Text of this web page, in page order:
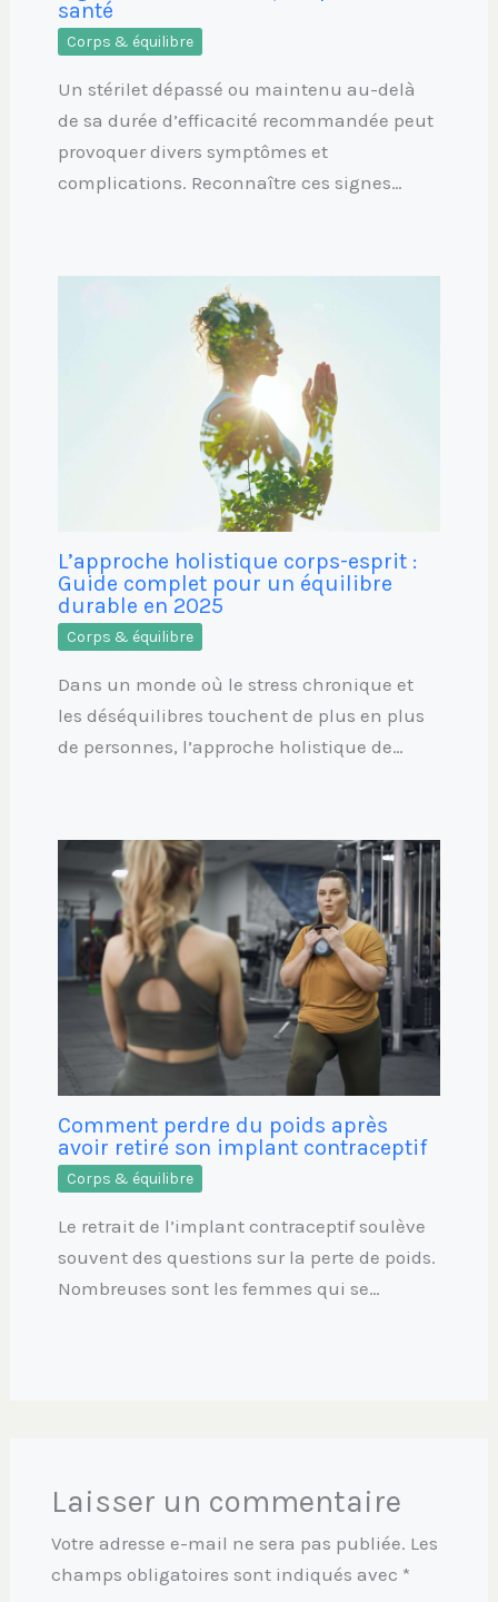
santé
Corps & équilibre
Un stérilet dépassé ou maintenu au-delà
de sa durée d’efficacité recommandée peut
provoquer divers symptômes et
complications. Reconnaître ces signes…
L’approche holistique corps-esprit :
Guide complet pour un équilibre
durable en 2025
Corps & équilibre
Dans un monde où le stress chronique et
les déséquilibres touchent de plus en plus
de personnes, l’approche holistique de…
Comment perdre du poids après
avoir retiré son implant contraceptif
Corps & équilibre
Le retrait de l’implant contraceptif soulève
souvent des questions sur la perte de poids.
Nombreuses sont les femmes qui se…
Laisser un commentaire
Votre adresse e-mail ne sera pas publiée. Les
champs obligatoires sont indiqués avec *